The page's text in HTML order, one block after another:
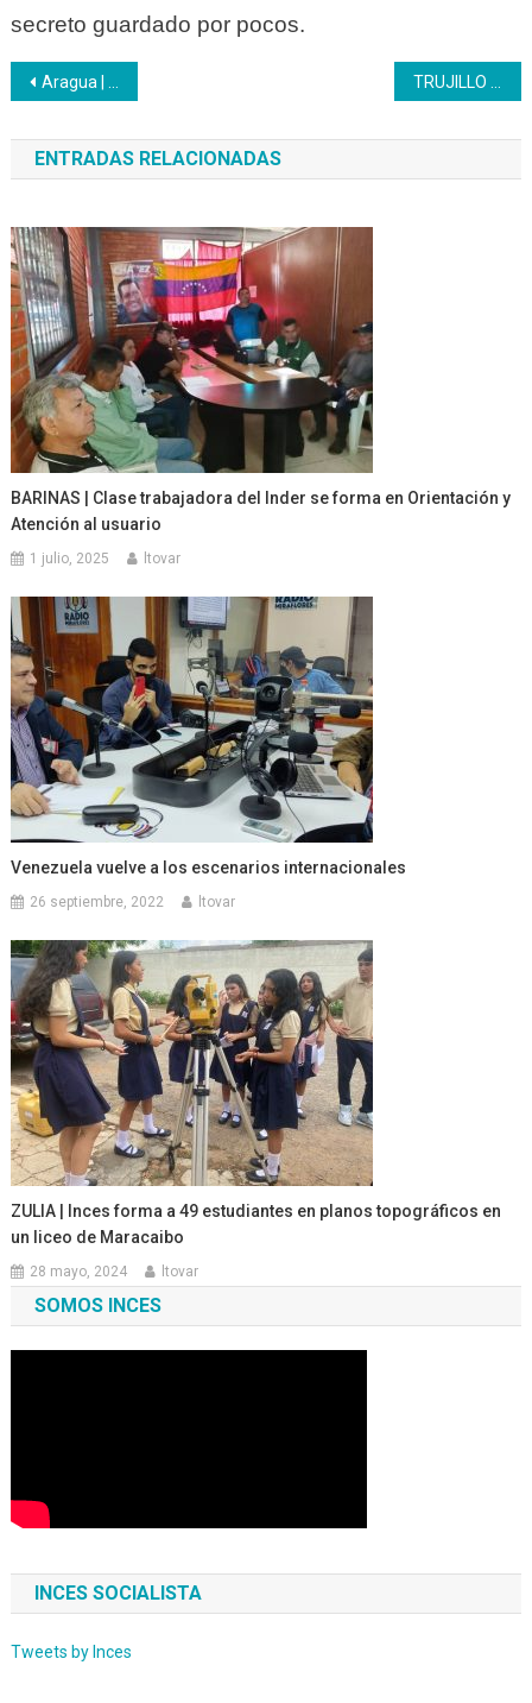
secreto guardado por pocos.
Navegación
de
entradas
Aragua | Agosto inició colmado de actividades en orgullosos de contar con #64AñosEnseñandoLaTécnica TRUJILLO | Inces Atendió a más 13 mil Participantes en el primer semestre del 2023
ENTRADAS RELACIONADAS
BARINAS | Clase trabajadora del Inder se forma en Orientación y
Atención al usuario
1 julio, 2025 ltovar
Venezuela vuelve a los escenarios internacionales
26 septiembre, 2022 ltovar
ZULIA | Inces forma a 49 estudiantes en planos topográficos en
un liceo de Maracaibo
28 mayo, 2024 ltovar
SOMOS INCES
INCES SOCIALISTA
Tweets by Inces